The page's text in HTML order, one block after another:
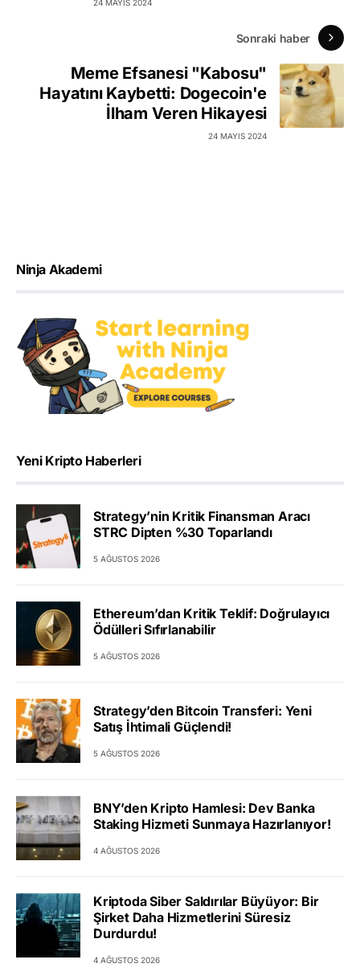
24 MAYIS 2024
Sonraki haber
Meme Efsanesi "Kabosu"
Hayatını Kaybetti: Dogecoin'e
İlham Veren Hikayesi
24 MAYIS 2024
Ninja Akademi
Yeni Kripto Haberleri
Strategy’nin Kritik Finansman Aracı
STRC Dipten %30 Toparlandı
5 AĞUSTOS 2026
Ethereum’dan Kritik Teklif: Doğrulayıcı
Ödülleri Sıfırlanabilir
5 AĞUSTOS 2026
Strategy’den Bitcoin Transferi: Yeni
Satış İhtimali Güçlendi!
5 AĞUSTOS 2026
BNY’den Kripto Hamlesi: Dev Banka
Staking Hizmeti Sunmaya Hazırlanıyor!
4 AĞUSTOS 2026
Kriptoda Siber Saldırılar Büyüyor: Bir
Şirket Daha Hizmetlerini Süresiz
Durdurdu!
4 AĞUSTOS 2026